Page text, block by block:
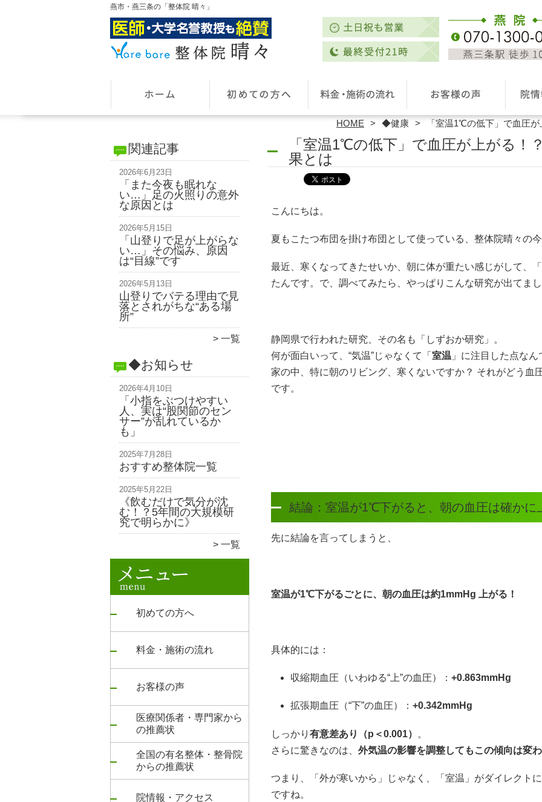
燕市・燕三条の「整体院 晴々」
HOME ◆健康 「室温1℃の低下」で血圧
関連記事
2026年6月23日
「また今夜も眠れな
い…」足の火照りの意外
な原因とは
2026年5月15日
「山登りで足が上がらな
い…」その悩み、原因
は“目線”です
2026年5月13日
山登りでバテる理由で見
落とされがちな“ある場
所”
一覧
◆お知らせ
2026年4月10日
「小指をぶつけやすい
人、実は“股関節のセン
サー”が乱れているか
も」
2025年7月28日
おすすめ整体院一覧
2025年5月22日
《飲むだけで気分が沈
む！？5年間の大規模研
究で明らかに》
一覧
初めての方へ
料金・施術の流れ
お客様の声
医療関係者・専門家から
の推薦状
全国の有名整体・整骨院
からの推薦状
院情報・アクセス
「室温1℃の低下」で血圧が上がる！
果とは
こんにちは。
夏もこたつ布団を掛け布団として使っている、整体院晴々の
最近、寒くなってきたせいか、朝に体が重たい感じがして、
たんです。で、調べてみたら、やっぱりこんな研究が出てま
静岡県で行われた研究、その名も「しずおか研究」。
何が面白いって、“気温”じゃなくて「 室温 」に注目した点な
家の中、特に朝のリビング、寒くないですか？ それがどう血
です。
結論：室温が1℃下がると、朝の血圧は確かに
先に結論を言ってしまうと、
室温が1℃下がるごとに、朝の血圧は約1mmHg 上がる！
具体的には：
収縮期血圧（いわゆる“上”の血圧）： +0.863mmHg
拡張期血圧（“下”の血圧）： +0.342mmHg
しっかり 有意差あり（p＜0.001）
。
さらに驚きなのは、 外気温の影響を調整してもこの傾向は変
つまり、「外が寒いから」じゃなく、「室温」がダイレクト
ですね。